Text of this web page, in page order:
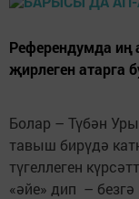
Референдумда иң
җирлеген атарга
Болар – Түбән
тавыш бирүдә
түгеллеген
«әйе» дип –